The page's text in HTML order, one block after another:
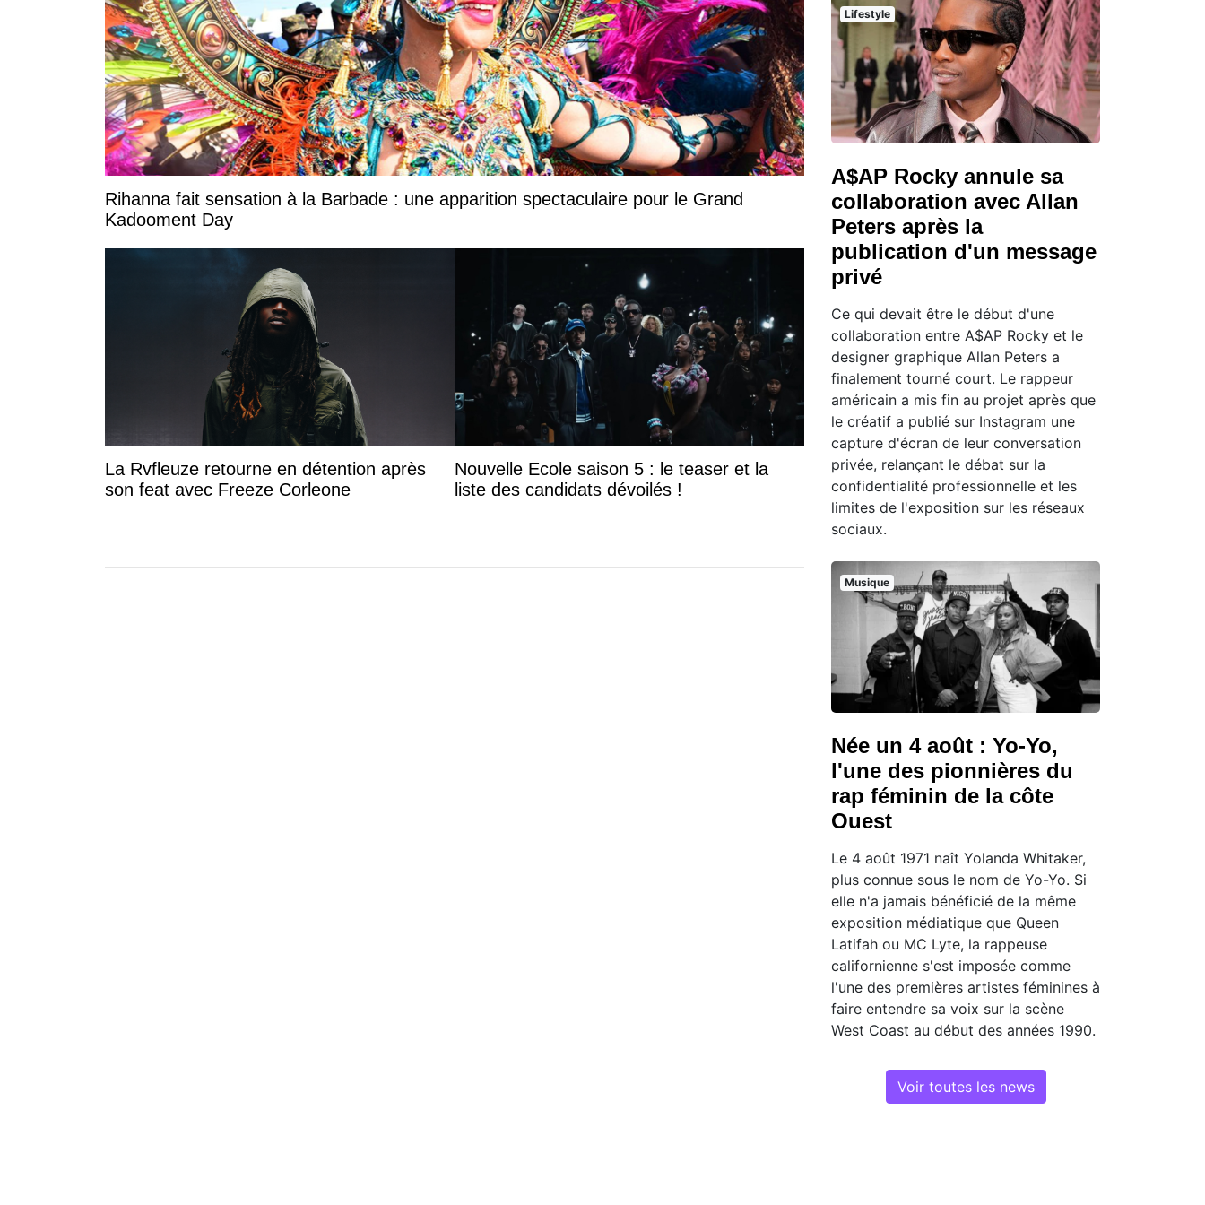
Rihanna fait sensation à la Barbade : une apparition spectaculaire pour le Grand
Kadooment Day
La Rvfleuze retourne en détention après
son feat avec Freeze Corleone
Nouvelle Ecole saison 5 : le teaser et la
liste des candidats dévoilés !
Lifestyle
A$AP Rocky annule sa
collaboration avec Allan
Peters après la
publication d'un message
privé
Ce qui devait être le début d'une
collaboration entre A$AP Rocky et le
designer graphique Allan Peters a
finalement tourné court. Le rappeur
américain a mis fin au projet après que
le créatif a publié sur Instagram une
capture d'écran de leur conversation
privée, relançant le débat sur la
confidentialité professionnelle et les
limites de l'exposition sur les réseaux
sociaux.
Musique
Née un 4 août : Yo-Yo,
l'une des pionnières du
rap féminin de la côte
Ouest
Le 4 août 1971 naît Yolanda Whitaker,
plus connue sous le nom de Yo-Yo. Si
elle n'a jamais bénéficié de la même
exposition médiatique que Queen
Latifah ou MC Lyte, la rappeuse
californienne s'est imposée comme
l'une des premières artistes féminines à
faire entendre sa voix sur la scène
West Coast au début des années 1990.
Voir toutes les news